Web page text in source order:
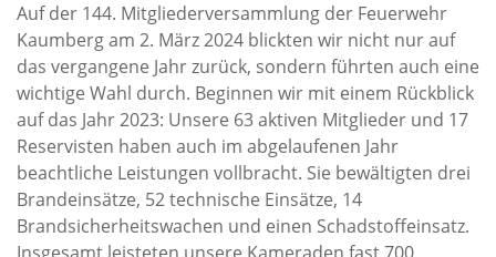
Auf der 144. Mitgliederversammlung der Feuerwehr
Kaumberg am 2. März 2024 blickten wir nicht nur auf
das vergangene Jahr zurück, sondern führten auch eine
wichtige Wahl durch. Beginnen wir mit einem Rückblick
auf das Jahr 2023: Unsere 63 aktiven Mitglieder und 17
Reservisten haben auch im abgelaufenen Jahr
beachtliche Leistungen vollbracht. Sie bewältigten drei
Brandeinsätze, 52 technische Einsätze, 14
Brandsicherheitswachen und einen Schadstoffeinsatz.